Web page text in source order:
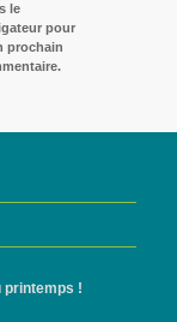
le
pour
prochain
printemps !